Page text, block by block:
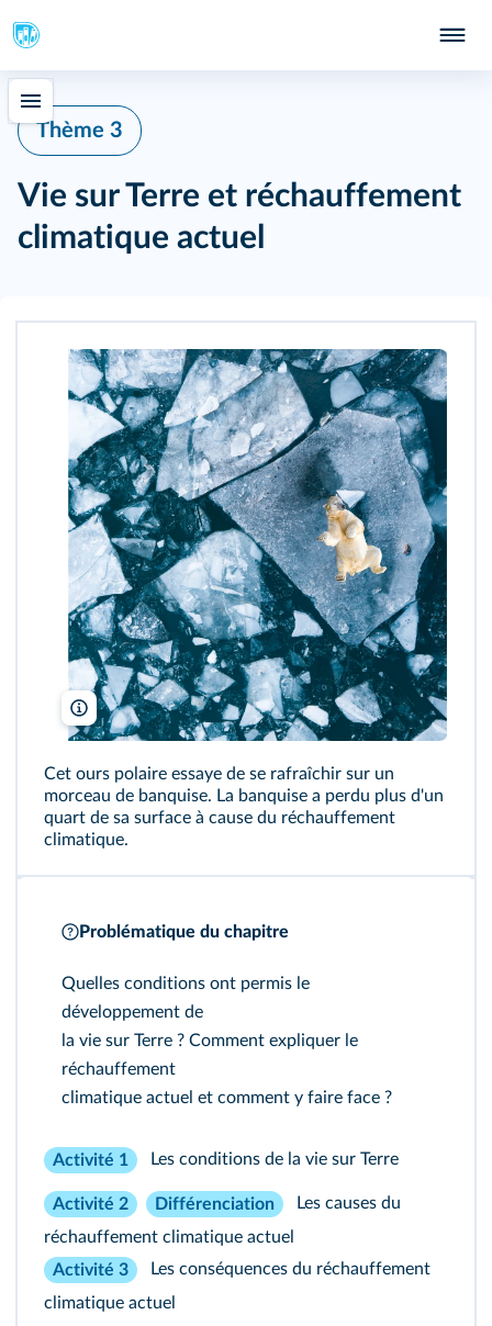
Thème 3
Vie sur Terre et réchauffement
climatique actuel
Ferdi Bel/Shutterstock
Cet ours polaire essaye de se rafraîchir sur un
morceau de banquise. La banquise a perdu plus d'un
quart de sa surface à cause du réchauffement
climatique.
Problématique du chapitre
Quelles conditions ont permis le
développement de
la vie sur Terre ? Comment expliquer le
réchauffement
climatique actuel et comment y faire face ?
Activité 1 Les conditions de la vie sur Terre
Activité 2 Différenciation
Les causes du
réchauffement climatique actuel
Activité 3
Les conséquences du réchauffement
climatique actuel